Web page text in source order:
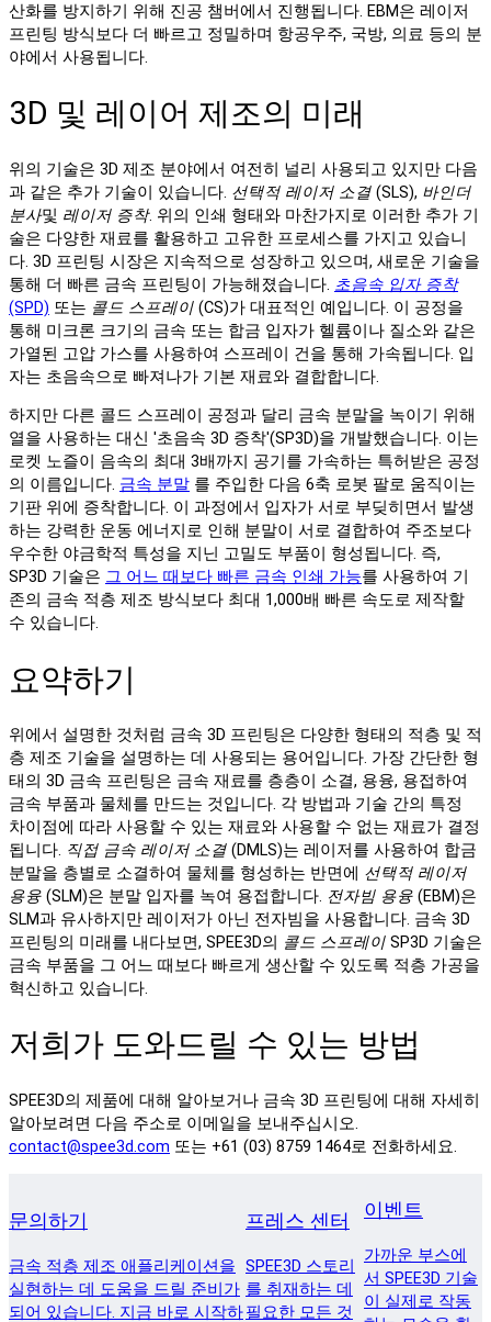
산화를 방지하기 위해 진공 챔버에서 진행됩니다. EBM은 레이저
프린팅 방식보다 더 빠르고 정밀하며 항공우주, 국방, 의료 등의 분
야에서 사용됩니다.
3D 및 레이어 제조의 미래
위의 기술은 3D 제조 분야에서 여전히 널리 사용되고 있지만 다음
과 같은 추가 기술이 있습니다. 선택적 레이저 소결 (SLS), 바인더
분사및 레이저 증착. 위의 인쇄 형태와 마찬가지로 이러한 추가 기
술은 다양한 재료를 활용하고 고유한 프로세스를 가지고 있습니
다. 3D 프린팅 시장은 지속적으로 성장하고 있으며, 새로운 기술을
통해 더 빠른 금속 프린팅이 가능해졌습니다. 초음속 입자 증착
(SPD) 또는 콜드 스프레이 (CS)가 대표적인 예입니다. 이 공정을
통해 미크론 크기의 금속 또는 합금 입자가 헬륨이나 질소와 같은
가열된 고압 가스를 사용하여 스프레이 건을 통해 가속됩니다. 입
자는 초음속으로 빠져나가 기본 재료와 결합합니다.
하지만 다른 콜드 스프레이 공정과 달리 금속 분말을 녹이기 위해
열을 사용하는 대신 '초음속 3D 증착'(SP3D)을 개발했습니다. 이는
로켓 노즐이 음속의 최대 3배까지 공기를 가속하는 특허받은 공정
의 이름입니다. 금속 분말 를 주입한 다음 6축 로봇 팔로 움직이는
기판 위에 증착합니다. 이 과정에서 입자가 서로 부딪히면서 발생
하는 강력한 운동 에너지로 인해 분말이 서로 결합하여 주조보다
우수한 야금학적 특성을 지닌 고밀도 부품이 형성됩니다. 즉,
SP3D 기술은 그 어느 때보다 빠른 금속 인쇄 가능를 사용하여 기
존의 금속 적층 제조 방식보다 최대 1,000배 빠른 속도로 제작할
수 있습니다.
요약하기
위에서 설명한 것처럼 금속 3D 프린팅은 다양한 형태의 적층 및 적
층 제조 기술을 설명하는 데 사용되는 용어입니다. 가장 간단한 형
태의 3D 금속 프린팅은 금속 재료를 층층이 소결, 용융, 용접하여
금속 부품과 물체를 만드는 것입니다. 각 방법과 기술 간의 특정
차이점에 따라 사용할 수 있는 재료와 사용할 수 없는 재료가 결정
됩니다. 직접 금속 레이저 소결 (DMLS)는 레이저를 사용하여 합금
분말을 층별로 소결하여 물체를 형성하는 반면에 선택적 레이저
용융 (SLM)은 분말 입자를 녹여 용접합니다. 전자빔 용융 (EBM)은
SLM과 유사하지만 레이저가 아닌 전자빔을 사용합니다. 금속 3D
프린팅의 미래를 내다보면, SPEE3D의 콜드 스프레이 SP3D 기술은
금속 부품을 그 어느 때보다 빠르게 생산할 수 있도록 적층 가공을
혁신하고 있습니다.
저희가 도와드릴 수 있는 방법
SPEE3D의 제품에 대해 알아보거나 금속 3D 프린팅에 대해 자세히
알아보려면 다음 주소로 이메일을 보내주십시오.
contact@spee3d.com 또는 +61 (03) 8759 1464로 전화하세요.
문의하기
금속 적층 제조 애플리케이션을
실현하는 데 도움을 드릴 준비가
되어 있습니다. 지금 바로 시작하
프레스 센터
SPEE3D 스토리
를 취재하는 데
필요한 모든 것
이벤트
가까운 부스에
서 SPEE3D 기술
이 실제로 작동